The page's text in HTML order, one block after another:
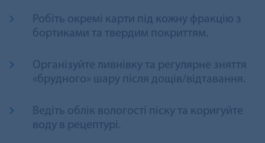
Робіть окремі карти під кожну фракцію з
бортиками та твердим покриттям.
Організуйте ливнівку та регулярне зняття
«брудного» шару після дощів/відтавання.
Ведіть облік вологості піску та коригуйте
воду в рецептурі.